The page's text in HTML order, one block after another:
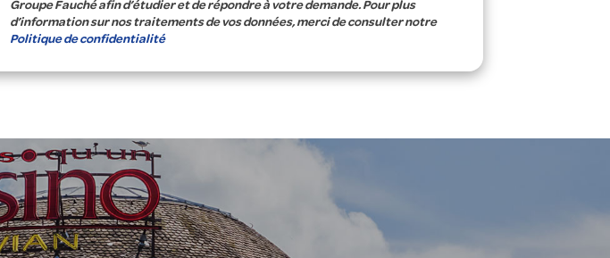
Groupe Fauché afin d’étudier et de répondre à votre demande. Pour plus
d’information sur nos traitements de vos données, merci de consulter notre
Politique de confidentialité